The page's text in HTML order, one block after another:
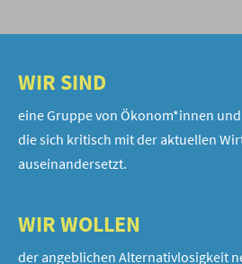
WIR SIND
eine Gruppe von Ökonom*innen
die sich kritisch mit der aktuellen
auseinandersetzt.
WIR WOLLEN
der angeblichen Alternativlosigkeit